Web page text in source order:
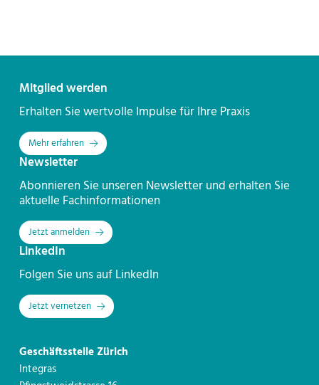
KontaktMitglied werden
Erhalten Sie wertvolle Impulse für Ihre Praxis
Mehr erfahren
Newsletter
Abonnieren Sie unseren Newsletter und erhalten Sie
aktuelle Fachinformationen
Jetzt anmelden
LinkedIn
Folgen Sie uns auf LinkedIn
Jetzt vernetzen
Geschäftsstelle Zürich
Integras